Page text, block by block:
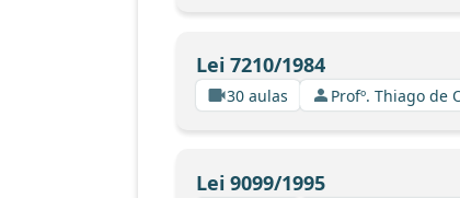
Lei 7210/1984
30 aulas Profº. Thiago de
Lei 9099/1995